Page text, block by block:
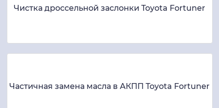
Чистка дроссельной заслонки Toyota Fortuner
Частичная замена масла в АКПП Toyota Fortuner